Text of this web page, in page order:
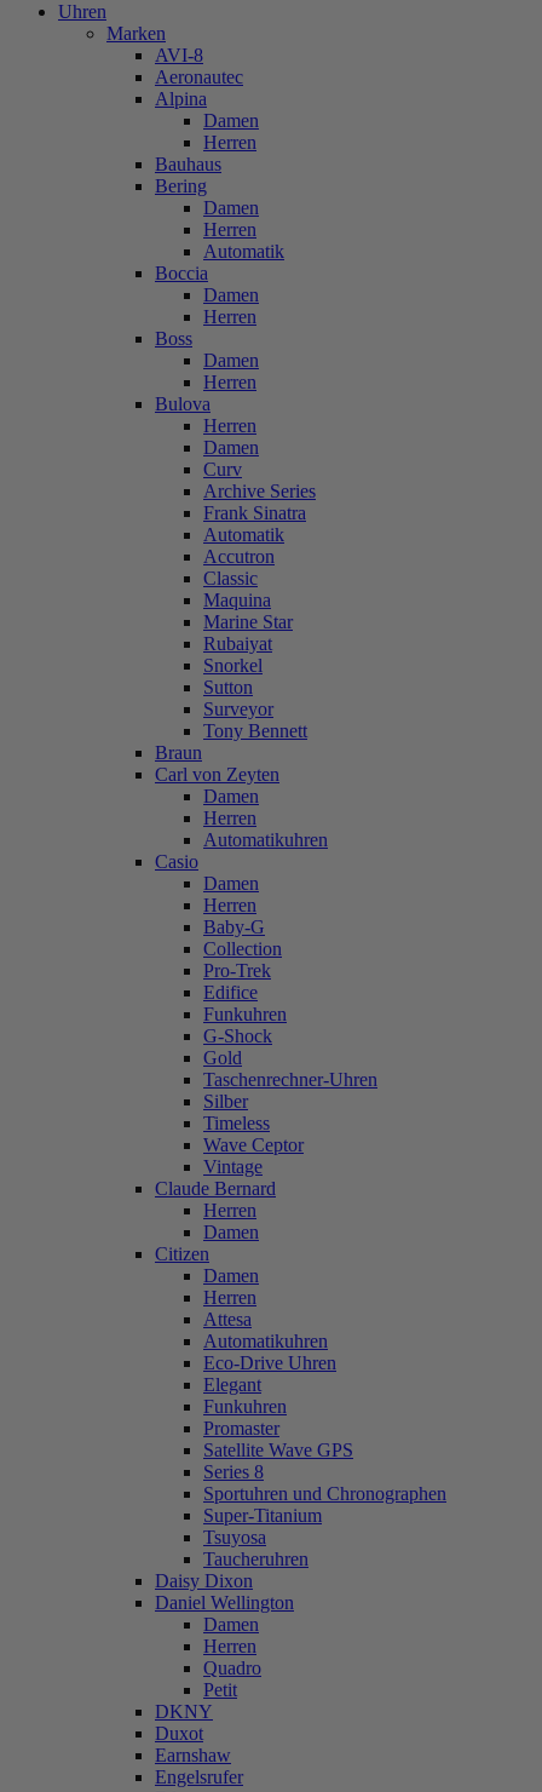
Uhren
Marken
AVI-8
Aeronautec
Alpina
Damen
Herren
Bauhaus
Bering
Damen
Herren
Automatik
Boccia
Damen
Herren
Boss
Damen
Herren
Bulova
Herren
Damen
Curv
Archive Series
Frank Sinatra
Automatik
Accutron
Classic
Maquina
Marine Star
Rubaiyat
Snorkel
Sutton
Surveyor
Tony Bennett
Braun
Carl von Zeyten
Damen
Herren
Automatikuhren
Casio
Damen
Herren
Baby-G
Collection
Pro-Trek
Edifice
Funkuhren
G-Shock
Gold
Taschenrechner-Uhren
Silber
Timeless
Wave Ceptor
Vintage
Claude Bernard
Herren
Damen
Citizen
Damen
Herren
Attesa
Automatikuhren
Eco-Drive Uhren
Elegant
Funkuhren
Promaster
Satellite Wave GPS
Series 8
Sportuhren und Chronographen
Super-Titanium
Tsuyosa
Taucheruhren
Daisy Dixon
Daniel Wellington
Damen
Herren
Quadro
Petit
DKNY
Duxot
Earnshaw
Engelsrufer